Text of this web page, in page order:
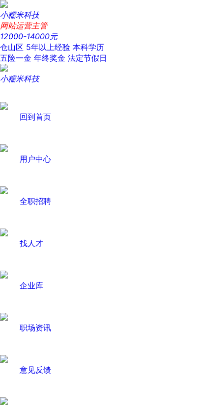
小糯米科技
网站运营主管
12000-14000元
仓山区 5年以上经验 本科学历
五险一金 年终奖金 法定节假日
小糯米科技
回到首页
用户中心
全职招聘
找人才
企业库
职场资讯
意见反馈